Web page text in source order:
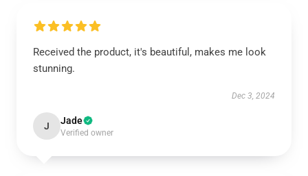
Received the product, it's beautiful, makes me look
stunning.
Dec 3, 2024
J Jade
Verified owner